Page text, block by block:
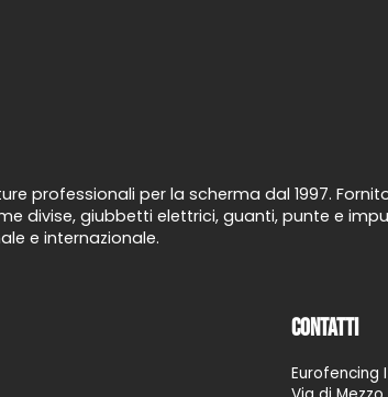
professionali per la scherma dal 1997.
giubbetti elettrici, guanti, punte e
e internazionale.
Contatti
Eurofencing